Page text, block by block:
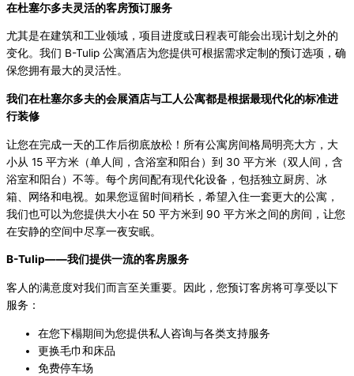
在杜塞尓多夫灵活的客房预订服务
尤其是在建筑和工业领域，项目进度或日程表可能会出现计划之外的
变化。我们 B-Tulip 公寓酒店为您提供可根据需求定制的预订选项，确
保您拥有最大的灵活性。
我们在杜塞尔多夫的会展酒店与工人公寓都是根据最现代化的标准进
行装修
让您在完成一天的工作后彻底放松！所有公寓房间格局明亮大方，大
小从 15 平方米（单人间，含浴室和阳台）到 30 平方米（双人间，含
浴室和阳台）不等。每个房间配有现代化设备，包括独立厨房、冰
箱、网络和电视。如果您逗留时间稍长，希望入住一套更大的公寓，
我们也可以为您提供大小在 50 平方米到 90 平方米之间的房间，让您
在安静的空间中尽享一夜安眠。
B-Tulip——我们提供一流的客房服务
客人的满意度对我们而言至关重要。因此，您预订客房将可享受以下
服务：
在您下榻期间为您提供私人咨询与各类支持服务
更换毛巾和床品
免费停车场